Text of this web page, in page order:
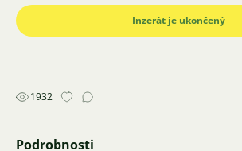
Inzerát je ukončený
1932
Podrobnosti